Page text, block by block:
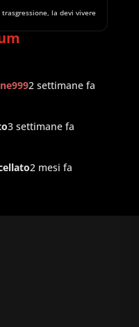
la devi vivere
2 settimane fa
3 settimane fa
2 mesi fa